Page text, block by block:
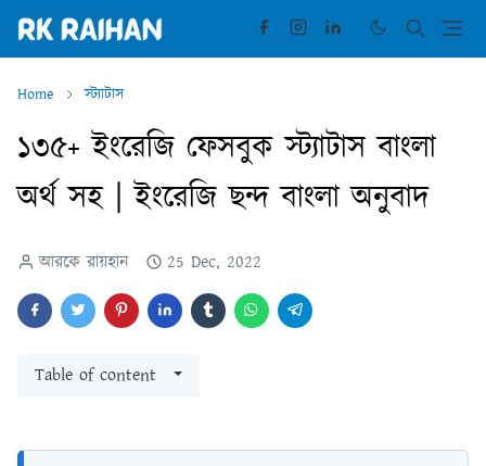
Home স্ট্যাটাস
১৩৫+ ইংরেজি ফেসবুক স্ট্যাটাস বাংলা
অর্থ সহ | ইংরেজি ছন্দ বাংলা অনুবাদ
আরকে রায়হান 25 Dec, 2022
Table of content